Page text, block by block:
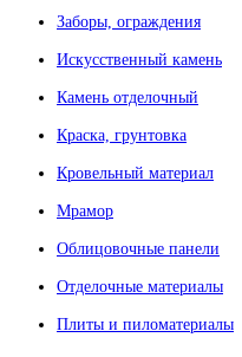
Заборы, ограждения
Искусственный камень
Камень отделочный
Краска, грунтовка
Кровельный материал
Мрамор
Облицовочные панели
Отделочные материалы
Плиты и пиломатериалы